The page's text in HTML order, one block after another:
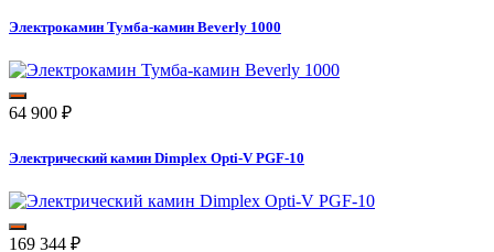
Электрокамин Тумба-камин Beverly 1000
64 900 ₽
Электрический камин Dimplex Opti-V PGF-10
169 344 ₽